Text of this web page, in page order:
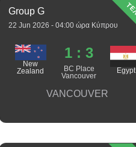
Group G
22 Jun 2026 - 04:00 ώρα Κύπρου
New
Zealand
1 : 3
BC Place
Vancouver
Egypt
VANCOUVER